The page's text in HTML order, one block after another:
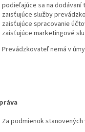
podieľajúce sa na
zaisťujúce služby
zaisťujúce spracovanie
zaisťujúce marketingové
Prevádzkovateľ nemá v
Za podmienok